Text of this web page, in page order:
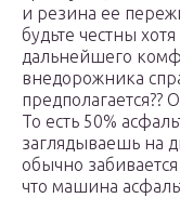
и резина ее
будьте честны
дальнейшего
внедорожника
То есть 50%
заглядываешь на
обычно
что машина